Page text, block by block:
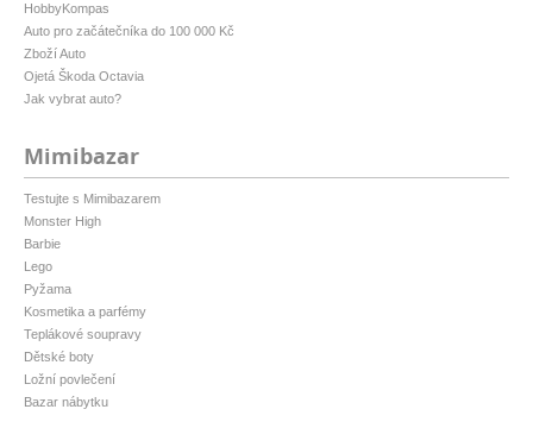
HobbyKompas
Auto pro začátečníka do 100 000 Kč
Zboží Auto
Ojetá Škoda Octavia
Jak vybrat auto?
Mimibazar
Testujte s Mimibazarem
Monster High
Barbie
Lego
Pyžama
Kosmetika a parfémy
Teplákové soupravy
Dětské boty
Ložní povlečení
Bazar nábytku